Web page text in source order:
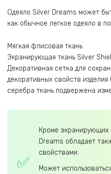
Одеяло Silver Dreams может
как обычное легкое одеяло в
Мягкая флисовая ткань
Экранирующая ткань Silver
Декоративная сетка для
декоративных свойств
серебра ткань подвержена
Кроме экранирующих
Dreams обладает
свойствами.
Может